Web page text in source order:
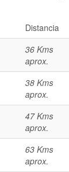
Distancia
36 Kms
aprox.
38 Kms
aprox.
47 Kms
aprox.
63 Kms
aprox.